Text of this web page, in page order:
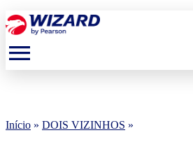
menu
Início » DOIS VIZINHOS »